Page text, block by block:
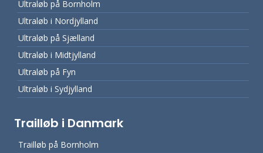
Ultraløb på Bornholm
Ultraløb i Nordjylland
Ultraløb på Sjælland
Ultraløb i Midtjylland
Ultraløb på Fyn
Ultraløb i Sydjylland
Trailløb i Danmark
Trailløb på Bornholm